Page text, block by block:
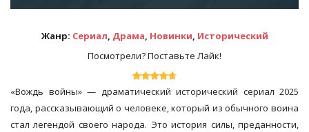
Жанр: Сериал, Драма, Новинки, Исторический
Посмотрели? Поставьте Лайк!
«Вождь войны» — драматический исторический сериал 2025
года, рассказывающий о человеке, который из обычного воина
стал легендой своего народа. Это история силы, преданности,